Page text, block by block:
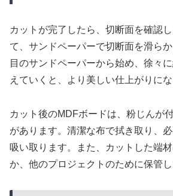
カットが完了したら、切断面を確認
て、サンドペーパーで切断面を滑ら
目のサンドペーパーから始め、徐々
えていくと、より美しい仕上がりにな
カット後のMDFボードは、粉じんが
があります。清潔な布で拭き取り、
吸い取ります。また、カットした端
か、他のプロジェクトのために保管し